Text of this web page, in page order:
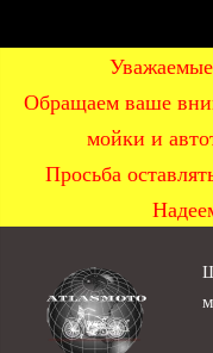
Обращаем ваше
мойки и
Просьба